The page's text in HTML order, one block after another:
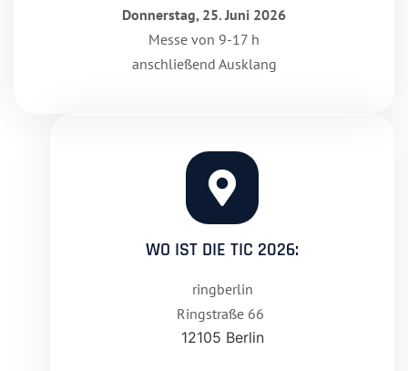
Donnerstag, 25. Juni 2026
Messe von 9-17 h
anschließend Ausklang
WO IST DIE TIC 2026:
ringberlin
Ringstraße 66
12105 Berlin